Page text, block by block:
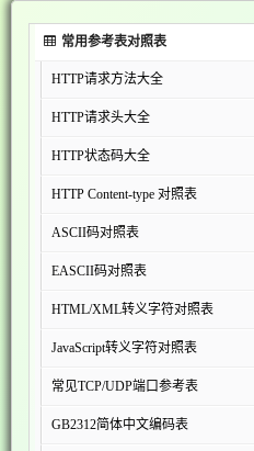
常用参考表对照表
HTTP请求方法大全
HTTP请求头大全
HTTP状态码大全
HTTP Content-type 对照表
ASCII码对照表
EASCII码对照表
HTML/XML转义字符对照表
JavaScript转义字符对照表
常见TCP/UDP端口参考表
GB2312简体中文编码表